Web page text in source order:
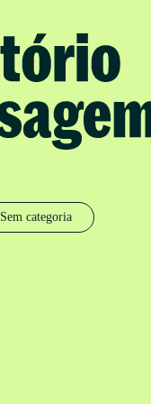
Sem categoria